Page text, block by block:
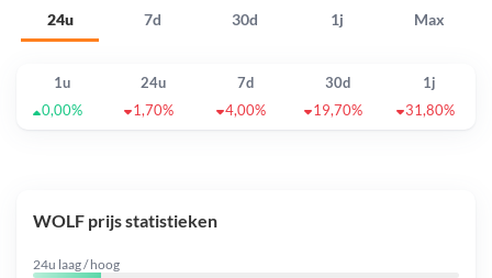
24u 7d 30d 1j Max
1u 24u 7d 30d
1j
0,00%
1,70% 4,00% 19,70% 31,80%
WOLF prijs statistieken
24u laag / hoog